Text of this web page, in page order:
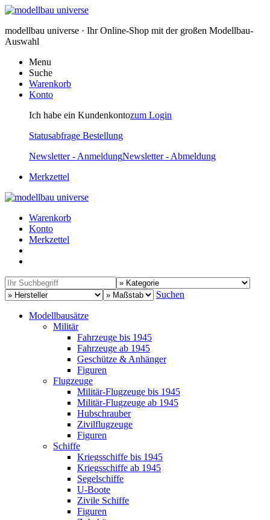
modellbau universe · Ihr Online-Shop mit der großen Modellbau-
Auswahl
Menu
Suche
Warenkorb
Konto
Ich habe ein Kundenkontozum Login
Statusabfrage Bestellung
Newsletter - AnmeldungNewsletter - Abmeldung
Merkzettel
Warenkorb
Konto
Merkzettel
Suchen
Modellbausätze
Militär
Fahrzeuge bis 1945
Fahrzeuge ab 1945
Geschütze & Anhänger
Figuren
Flugzeuge
Militär-Flugzeuge bis 1945
Militär-Flugzeuge ab 1945
Hubschrauber
Zivilflugzeuge
Figuren
Schiffe
Kriegsschiffe bis 1945
Kriegsschiffe ab 1945
Segelschiffe
U-Boote
Zivile Schiffe
Figuren